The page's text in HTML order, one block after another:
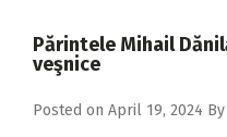
2017
Părintele Mihail
veşnice
Posted on April 19, 2024 By